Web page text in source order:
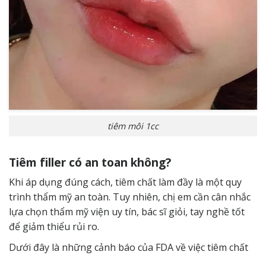
tiêm môi 1cc
Tiêm filler có an toan không?
Khi áp dụng đúng cách, tiêm chất làm đầy là một quy
trình thẩm mỹ an toàn. Tuy nhiên, chị em cần cân nhắc
lựa chọn thẩm mỹ viện uy tín, bác sĩ giỏi, tay nghề tốt
để giảm thiểu rủi ro.
Dưới đây là những cảnh báo của FDA về việc tiêm chất